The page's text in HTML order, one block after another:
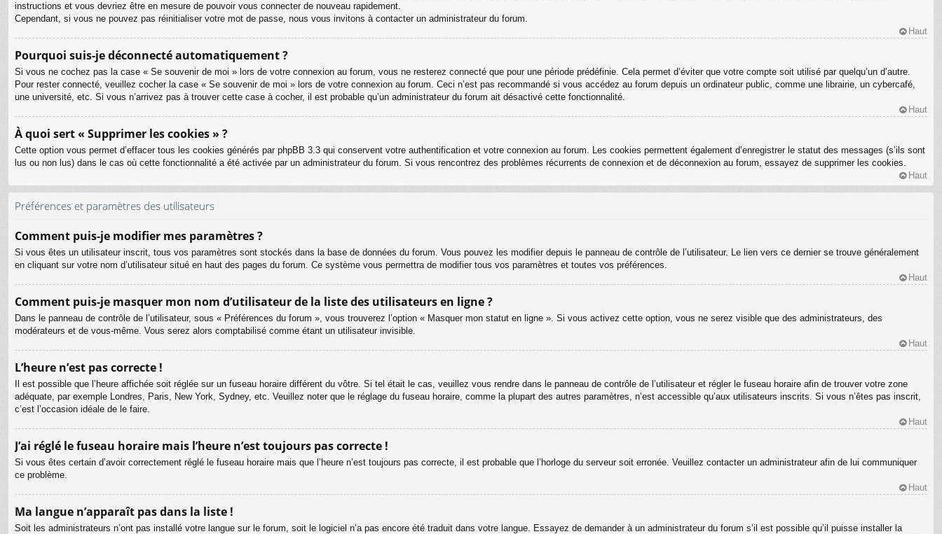
instructions et vous devriez être en mesure de pouvoir vous connecter de nouveau rapidement.
Cependant, si vous ne pouvez pas réinitialiser votre mot de passe, nous vous invitons à contacter un administrateur du forum.
Haut
Pourquoi suis-je déconnecté automatiquement ?
Si vous ne cochez pas la case « Se souvenir de moi » lors de votre connexion au forum, vous ne resterez connecté que pour une période prédéfinie. Cela permet d’éviter que votre compte soit utilisé par quelqu’un d’autre.
Pour rester connecté, veuillez cocher la case « Se souvenir de moi » lors de votre connexion au forum. Ceci n’est pas recommandé si vous accédez au forum depuis un ordinateur public, comme une librairie, un cybercafé,
une université, etc. Si vous n’arrivez pas à trouver cette case à cocher, il est probable qu’un administrateur du forum ait désactivé cette fonctionnalité.
Haut
À quoi sert « Supprimer les cookies » ?
Cette option vous permet d’effacer tous les cookies générés par phpBB 3.3 qui conservent votre authentification et votre connexion au forum. Les cookies permettent également d’enregistrer le statut des messages (s’ils sont
lus ou non lus) dans le cas où cette fonctionnalité a été activée par un administrateur du forum. Si vous rencontrez des problèmes récurrents de connexion et de déconnexion au forum, essayez de supprimer les cookies.
Haut
Préférences et paramètres des utilisateurs
Comment puis-je modifier mes paramètres ?
Si vous êtes un utilisateur inscrit, tous vos paramètres sont stockés dans la base de données du forum. Vous pouvez les modifier depuis le panneau de contrôle de l’utilisateur. Le lien vers ce dernier se trouve généralement
en cliquant sur votre nom d’utilisateur situé en haut des pages du forum. Ce système vous permettra de modifier tous vos paramètres et toutes vos préférences.
Haut
Comment puis-je masquer mon nom d’utilisateur de la liste des utilisateurs en ligne ?
Dans le panneau de contrôle de l’utilisateur, sous « Préférences du forum », vous trouverez l’option « Masquer mon statut en ligne ». Si vous activez cette option, vous ne serez visible que des administrateurs, des
modérateurs et de vous-même. Vous serez alors comptabilisé comme étant un utilisateur invisible.
Haut
L’heure n’est pas correcte !
Il est possible que l’heure affichée soit réglée sur un fuseau horaire différent du vôtre. Si tel était le cas, veuillez vous rendre dans le panneau de contrôle de l’utilisateur et régler le fuseau horaire afin de trouver votre zone
adéquate, par exemple Londres, Paris, New York, Sydney, etc. Veuillez noter que le réglage du fuseau horaire, comme la plupart des autres paramètres, n’est accessible qu’aux utilisateurs inscrits. Si vous n’êtes pas inscrit,
c’est l’occasion idéale de le faire.
Haut
J’ai réglé le fuseau horaire mais l’heure n’est toujours pas correcte !
Si vous êtes certain d’avoir correctement réglé le fuseau horaire mais que l’heure n’est toujours pas correcte, il est probable que l’horloge du serveur soit erronée. Veuillez contacter un administrateur afin de lui communiquer
ce problème.
Haut
Ma langue n’apparaît pas dans la liste !
Soit les administrateurs n’ont pas installé votre langue sur le forum, soit le logiciel n’a pas encore été traduit dans votre langue. Essayez de demander à un administrateur du forum s’il est possible qu’il puisse installer la